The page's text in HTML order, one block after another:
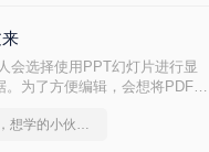
会选择使用PPT幻灯片进行显
为了方便编辑，会想将PDF文
如何pdf转ppt，想学的小伙伴看过来